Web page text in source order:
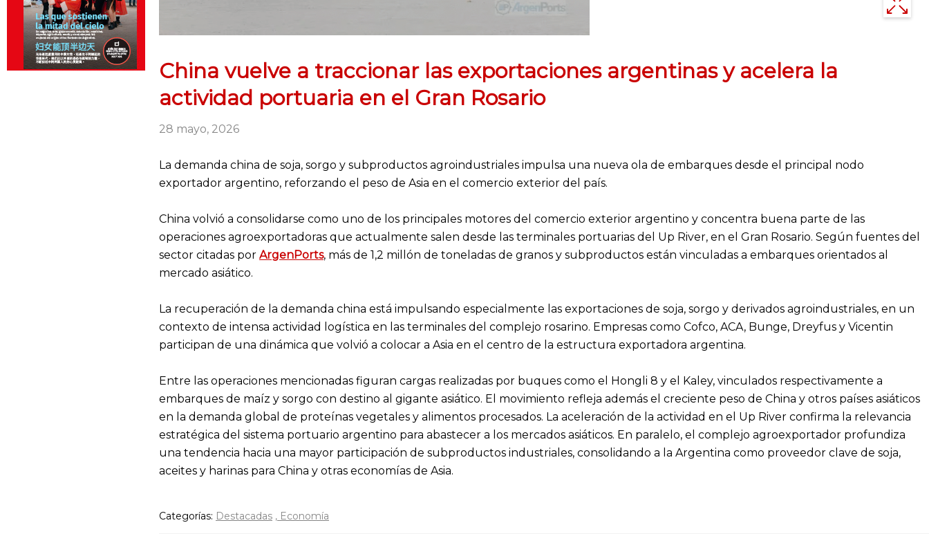
China vuelve a traccionar las exportaciones argentinas y acelera la
actividad portuaria en el Gran Rosario
28 mayo, 2026
La demanda china de soja, sorgo y subproductos agroindustriales impulsa una nueva ola de embarques desde el principal nodo
exportador argentino, reforzando el peso de Asia en el comercio exterior del país.
China volvió a consolidarse como uno de los principales motores del comercio exterior argentino y concentra buena parte de las
operaciones agroexportadoras que actualmente salen desde las terminales portuarias del Up River, en el Gran Rosario. Según fuentes del
sector citadas por ArgenPorts, más de 1,2 millón de toneladas de granos y subproductos están vinculadas a embarques orientados al
mercado asiático.
La recuperación de la demanda china está impulsando especialmente las exportaciones de soja, sorgo y derivados agroindustriales, en un
contexto de intensa actividad logística en las terminales del complejo rosarino. Empresas como Cofco, ACA, Bunge, Dreyfus y Vicentin
participan de una dinámica que volvió a colocar a Asia en el centro de la estructura exportadora argentina.
Entre las operaciones mencionadas figuran cargas realizadas por buques como el Hongli 8 y el Kaley, vinculados respectivamente a
embarques de maíz y sorgo con destino al gigante asiático. El movimiento refleja además el creciente peso de China y otros países asiáticos
en la demanda global de proteínas vegetales y alimentos procesados. La aceleración de la actividad en el Up River confirma la relevancia
estratégica del sistema portuario argentino para abastecer a los mercados asiáticos. En paralelo, el complejo agroexportador profundiza
una tendencia hacia una mayor participación de subproductos industriales, consolidando a la Argentina como proveedor clave de soja,
aceites y harinas para China y otras economías de Asia.
Categorías: Destacadas Economía